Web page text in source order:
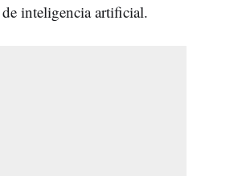
inteligencia artificial.